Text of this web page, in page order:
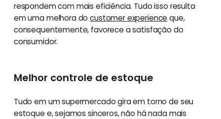
respondem com mais eficiência. Tudo isso resulta
em uma melhora docustomer experience que,
consequentemente, favorece a satisfação do
consumidor.
Melhor controle de estoque
Tudo em um supermercado gira em torno de seu
estoque e, sejamos sinceros, não há nada mais